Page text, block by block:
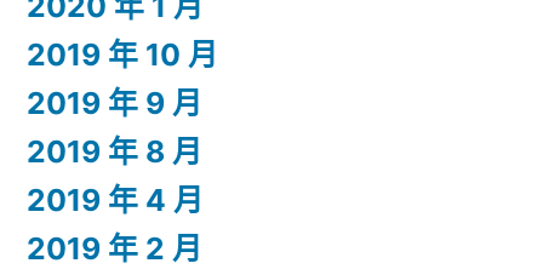
2019 年 10 月
2019 年 9 月
2019 年 8 月
2019 年 4 月
2019 年 2 月